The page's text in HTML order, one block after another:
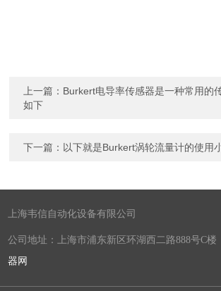
上一篇： Burkert电导率传感器是一种常用的
如下
下一篇： 以下就是Burkert涡轮流量计的使用
上海韦信自动化设备有限公司
公司地址：上海市浦东新区环湖西二路888号C
器网